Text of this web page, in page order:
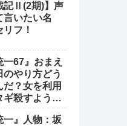
記Ⅱ(2期)】声
言いたい名
フ！
一67』おまえ
のやり方どう
だ？女を利用
ギ殺すような
一』人物：坂